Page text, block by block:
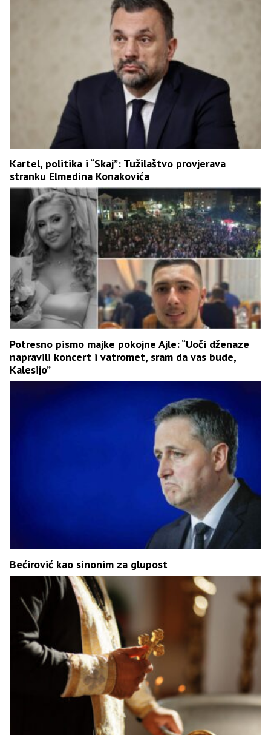
Kartel, politika i “Skaj”: Tužilaštvo provjerava
stranku Elmedina Konakovića
Potresno pismo majke pokojne Ajle: “Uoči dženaze
napravili koncert i vatromet, sram da vas bude,
Kalesijo”
Bećirović kao sinonim za glupost